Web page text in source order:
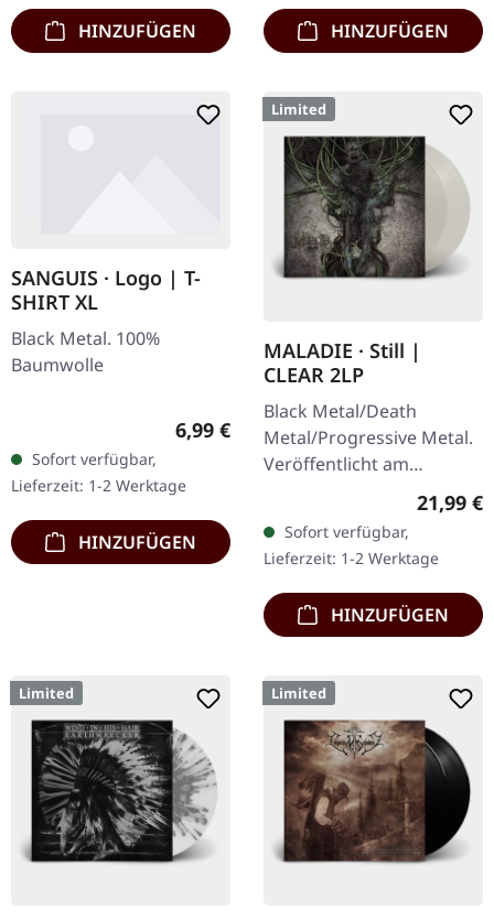
HINZUFÜGEN HINZUFÜGEN
SANGUIS · Logo | T-
SHIRT XL
Black Metal. 100%
Baumwolle
Regulärer Preis:
6,99 €
Sofort verfügbar,
Lieferzeit: 1-2 Werktage
HINZUFÜGEN
Limited
MALADIE · Still |
CLEAR 2LP
Black Metal/Death
Metal/Progressive Metal.
Veröffentlicht am
10.04.2015, auf Supreme
Transparentes Doppel-
Vinyl im schweren…
21,99 €
Sofort verfügbar,
Lieferzeit: 1-2 Werktage
HINZUFÜGEN
Limited Limited